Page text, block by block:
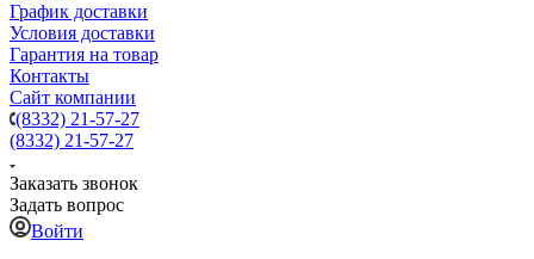
График доставки
Условия доставки
Гарантия на товар
Контакты
Сайт компании
(8332) 21-57-27
(8332) 21-57-27
Заказать звонок
Задать вопрос
Войти